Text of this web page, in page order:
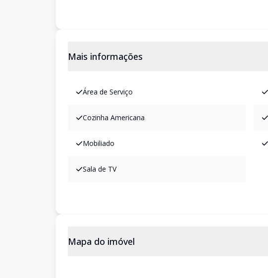
Mais informações
Área de Serviço
Cozinha Americana
Mobiliado
Sala de TV
Mapa do imóvel